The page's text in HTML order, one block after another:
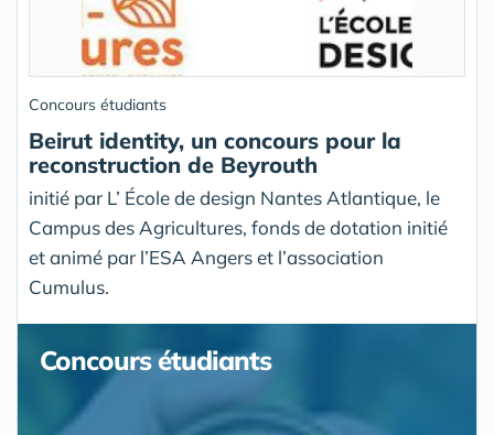
Concours étudiants
Beirut identity, un concours pour la
reconstruction de Beyrouth
initié par L’ École de design Nantes Atlantique, le
Campus des Agricultures, fonds de dotation initié
et animé par l’ESA Angers et l’association
Cumulus.
Concours étudiants